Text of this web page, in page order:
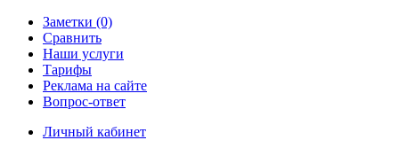
Заметки (0)
Сравнить
Наши услуги
Тарифы
Реклама на сайте
Вопрос-ответ
Личный кабинет